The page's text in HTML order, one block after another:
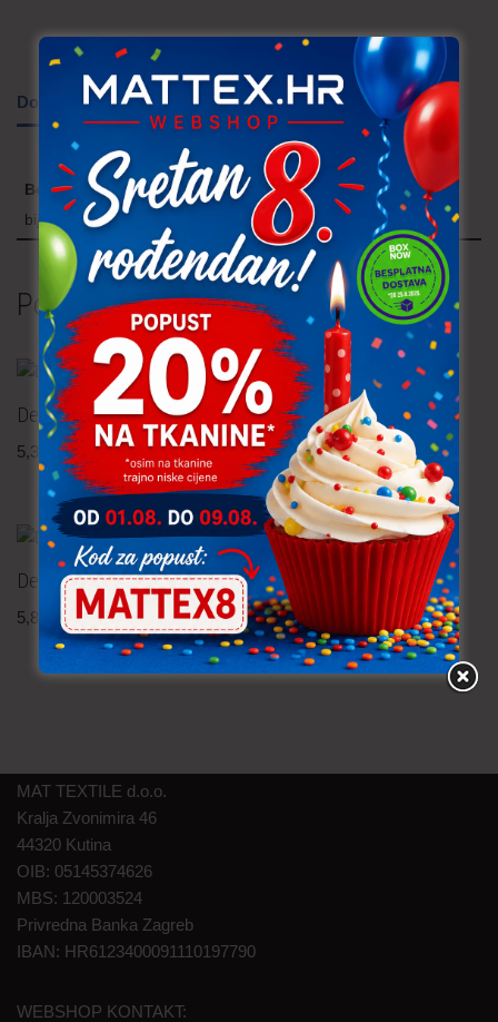
Dodatne informacije
Boja
bijela, crna
Povezani proizvodi
Dekor tkanina – cvijeće
5,30 € uključ. PDV po metru
Dekor tkanina
5,30€ uključ. PDV po metru
Dekor tkanina – cvijeće
5,80 uključ. PDV po metru
Dekor tkanina – strip
6,90€ uključ. PDV po metru
MAT TEXTILE d.o.o.
Kralja Zvonimira 46
44320 Kutina
OIB: 05145374626
MBS: 120003524
Privredna Banka Zagreb
IBAN: HR6123400091110197790
WEBSHOP KONTAKT: